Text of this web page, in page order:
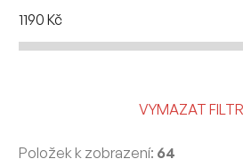
1190 Kč
VYMAZAT
Položek k zobrazení: 64